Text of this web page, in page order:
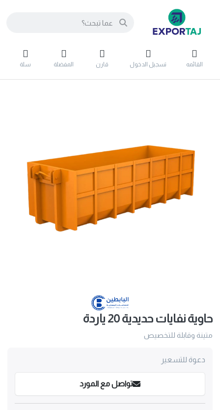
القائمه تسجيل الدخول قارن المفضلة سلة
حاوية نفايات حديدية 20 ياردة
متينة وقابلة للتخصيص
دعوة للتسعير
تواصل مع المورد